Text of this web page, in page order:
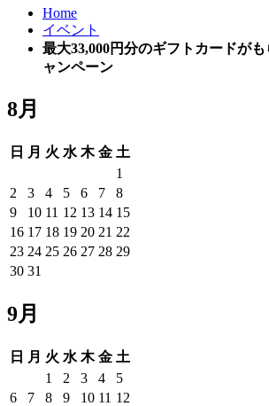
Home
イベント
最大33,000円分のギフトカードが
ャンペーン
8月
日 月 火 水 木 金 土
1
2
3 4 5 6 7
8
9
10 11 12 13 14 15
16 17 18 19 20 21 22
23 24 25 26 27 28 29
30 31
9月
日 月 火 水 木 金 土
1
2 3 4
5
6
7 8 9 10 11 12